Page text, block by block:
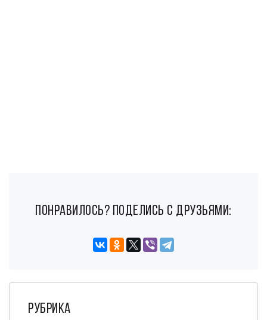
понравилось? поделись с друзьями:
Рубрика